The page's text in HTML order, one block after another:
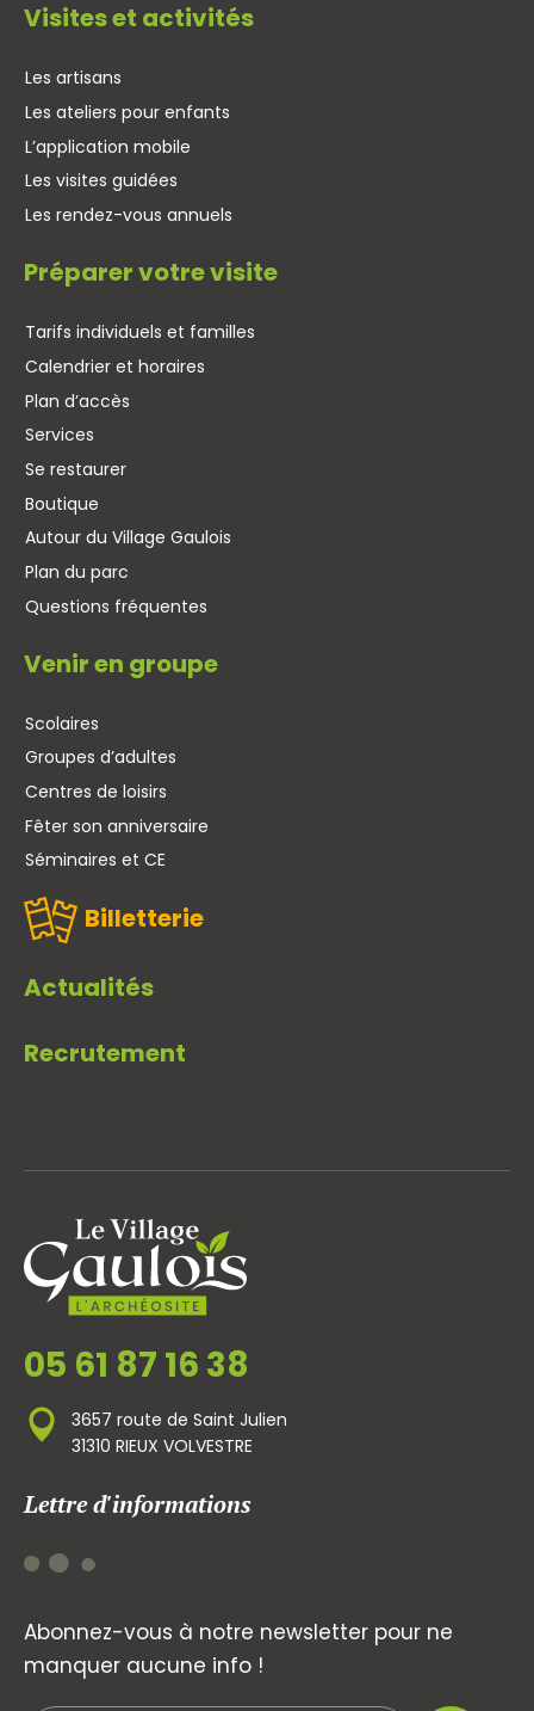
Visites et activités
Les artisans
Les ateliers pour enfants
L’application mobile
Les visites guidées
Les rendez-vous annuels
Préparer votre visite
Tarifs individuels et familles
Calendrier et horaires
Plan d’accès
Services
Se restaurer
Boutique
Autour du Village Gaulois
Plan du parc
Questions fréquentes
Venir en groupe
Scolaires
Groupes d’adultes
Centres de loisirs
Fêter son anniversaire
Séminaires et CE
Billetterie
Actualités
Recrutement
05 61 87 16 38
3657 route de Saint Julien
31310 RIEUX VOLVESTRE
Lettre d'informations
Abonnez-vous à notre newsletter pour ne
manquer aucune info !